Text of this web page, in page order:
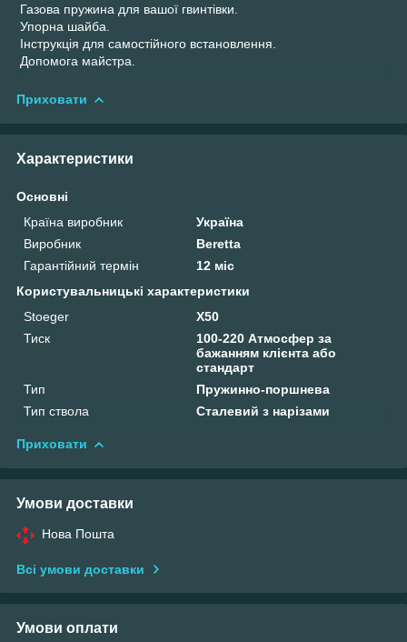
Газова пружина для вашої гвинтівки.
Упорна шайба.
Інструкція для самостійного встановлення.
Допомога майстра.
Приховати
Характеристики
Основні
Країна виробник
Україна
Виробник
Beretta
Гарантійний термін
12 міс
Користувальницькі характеристики
Stoeger
X50
Тиск
100-220 Атмосфер за
бажанням клієнта або
стандарт
Тип
Пружинно-поршнева
Тип ствола
Сталевий з нарізами
Приховати
Умови доставки
Нова Пошта
Всі умови доставки
Умови оплати